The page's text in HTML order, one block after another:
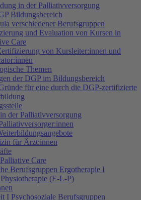
in der Palliativversorgung
Bildungsbereich
verschiedener Berufsgruppen
und Evaluation von Kursen in
Care
von Kursleiter:innen und
Themen
der DGP im Bildungsbereich
für eine durch die DGP-zertifizierte
der Palliativversorgung
für Ärzt:innen
Care
Berufsgruppen Ergotherapie I
(E-L-P)
I Psychosoziale Berufsgruppen